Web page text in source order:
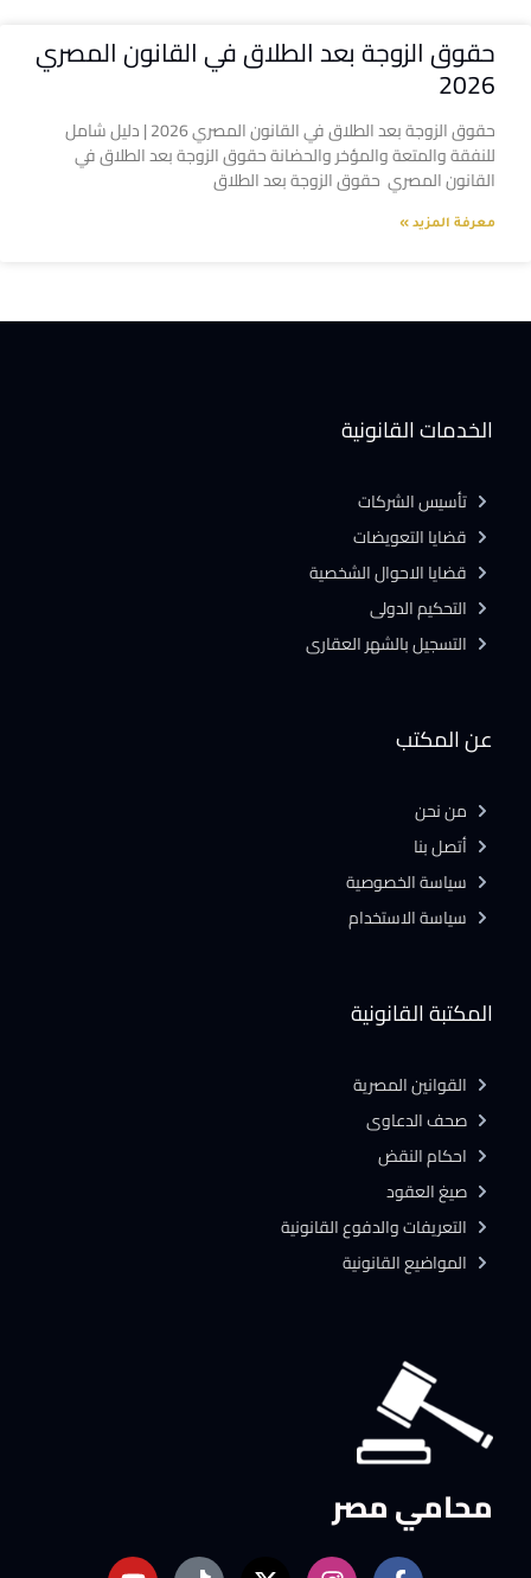
حقوق الزوجة بعد الطلاق في القانون المصري
2026
حقوق الزوجة بعد الطلاق في القانون المصري 2026 | دليل شامل
للنفقة والمتعة والمؤخر والحضانة حقوق الزوجة بعد الطلاق في
القانون المصري حقوق الزوجة بعد الطلاق
معرفة المزيد »
محامي مصر
المكتبة القانونية
القوانين المصرية
صحف الدعاوى
احكام النقض
صيغ العقود
التعريفات والدفوع القانونية
المواضيع القانونية
عن المكتب
من نحن
أتصل بنا
سياسة الخصوصية
سياسة الاستخدام
الخدمات القانونية
تأسيس الشركات
قضايا التعويضات
قضايا الاحوال الشخصية
التحكيم الدولى
التسجيل بالشهر العقارى